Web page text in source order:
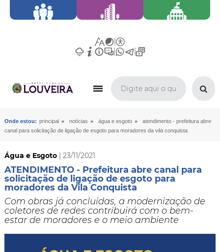
Onde estou: principal » notícias » água e esgoto »
atendimento - prefeitura abre
canal para solicitação de ligação de esgoto para moradores da vila conquista
Água e Esgoto| 23/11/2021
ATENDIMENTO - Prefeitura abre canal para
solicitação de ligação de esgoto para
moradores da Vila Conquista
Com obras já concluídas, a modernização de
coletores de redes contribuirá com o bem-
estar de moradores e o meio ambiente